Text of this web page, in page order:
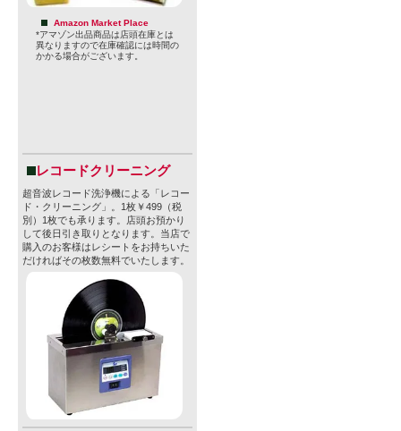
Amazon Market Place
*アマゾン出品商品は店頭在庫とは
異なりますので在庫確認には時間の
かかる場合がございます。
レコードクリーニング
超音波レコード洗浄機による「レコー
ド・クリーニング」。1枚￥499（税
別）1枚でも承ります。店頭お預かり
して後日引き取りとなります。当店で
購入のお客様はレシートをお持ちいた
だければその枚数無料でいたします。